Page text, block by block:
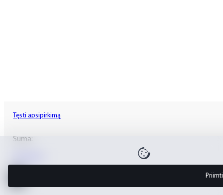
Tęsti apsipirkimą
Suma: